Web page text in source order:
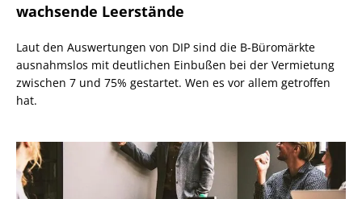
wachsende Leerstände
Laut den Auswertungen von DIP sind die B-Büromärkte
ausnahmslos mit deutlichen Einbußen bei der Vermietung
zwischen 7 und 75% gestartet. Wen es vor allem getroffen
hat.